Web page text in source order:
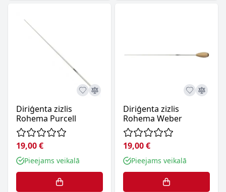
Diriģenta zizlis
Rohema Purcell
19,00 €
Pieejams veikalā
Diriģenta zizlis
Rohema Weber
19,00 €
Pieejams veikalā